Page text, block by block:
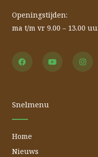
Openingstijden:
ma t/m vr 9.00 – 13.00
a
o
k
o n
Snelmenu
Home
Nieuws